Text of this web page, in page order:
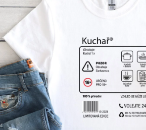
Příležitosti
Domácnost
Kolekce
Oblečení